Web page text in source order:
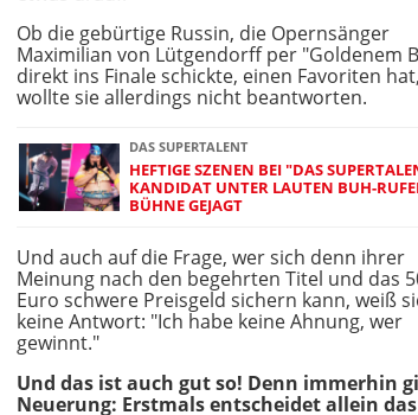
Ob die gebürtige Russin, die Opernsänger
Maximilian von Lütgendorff per "Goldenem
direkt ins Finale schickte, einen Favoriten hat,
wollte sie allerdings nicht beantworten.
DAS SUPERTALENT
HEFTIGE SZENEN BEI "DAS
KANDIDAT UNTER LAUTEN BUH-
BÜHNE GEJAGT
Und auch auf die Frage, wer sich denn ihrer
Meinung nach den begehrten Titel und das
Euro schwere Preisgeld sichern kann, weiß
keine Antwort: "Ich habe keine Ahnung, wer
gewinnt."
Und das ist auch gut so! Denn immerhin
Neuerung: Erstmals entscheidet allein